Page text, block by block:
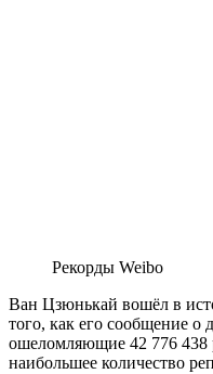
Рекорды Weibo
Ван Цзюнькай вошёл в
того, как его сообщение
ошеломляющие 42 776 438
наибольшее количество